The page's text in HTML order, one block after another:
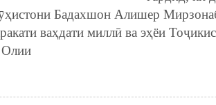
Бадахшон Алишер
ваҳдати миллӣ ва эҳёи
Олии